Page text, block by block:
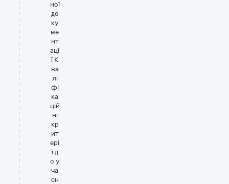
ної
до
ку
ме
нт
аці
ї К
ва
лі
фі
ка
цій
ні
кр
ит
ері
ї д
о у
ча
сн